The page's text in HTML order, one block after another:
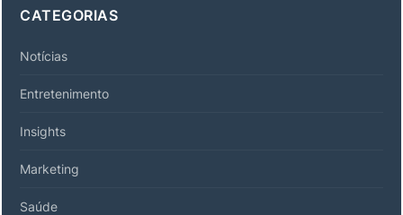
CATEGORIAS
Notícias
Entretenimento
Insights
Marketing
Saúde